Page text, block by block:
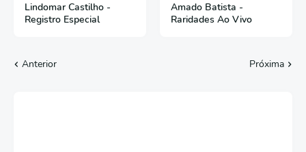
Lindomar Castilho -
Registro Especial
Amado Batista -
Raridades Ao Vivo
Anterior Próxima